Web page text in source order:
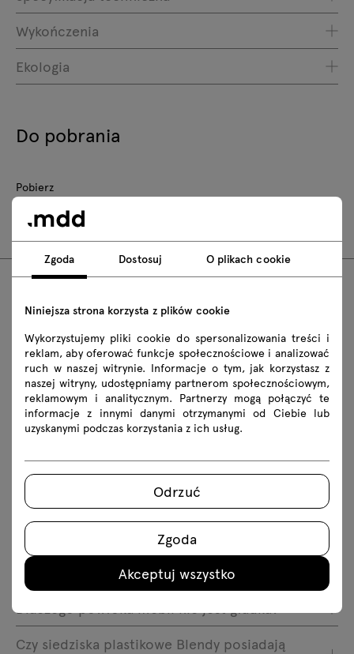
Wykończenia
Ekologia
Do pobrania
Pobierz
Zasady użytkowania
FAQ
Czy krzesła plastikowe Blendy można
sztaplować?
Czy krzesła plastikowe Blendy mogą stać na
słońcu?
Czy krzesła plastikowe Blendy są odporne na
rdzę?
Czy krzesła plastikowe Blendy się nie
przewracają na wietrze?
Dlaczego powłoka mebli nie jest gładka?
Czy siedziska plastikowe Blendy posiadają
Zgoda Dostosuj O plikach cookie
Niniejsza strona korzysta z plików cookie
Wykorzystujemy pliki cookie do spersonalizowania treści i
reklam, aby oferować funkcje społecznościowe i analizować
ruch w naszej witrynie. Informacje o tym, jak korzystasz z
naszej witryny, udostępniamy partnerom społecznościowym,
reklamowym i analitycznym. Partnerzy mogą połączyć te
informacje z innymi danymi otrzymanymi od Ciebie lub
uzyskanymi podczas korzystania z ich usług.
Odrzuć
Zgoda
Akceptuj wszystko